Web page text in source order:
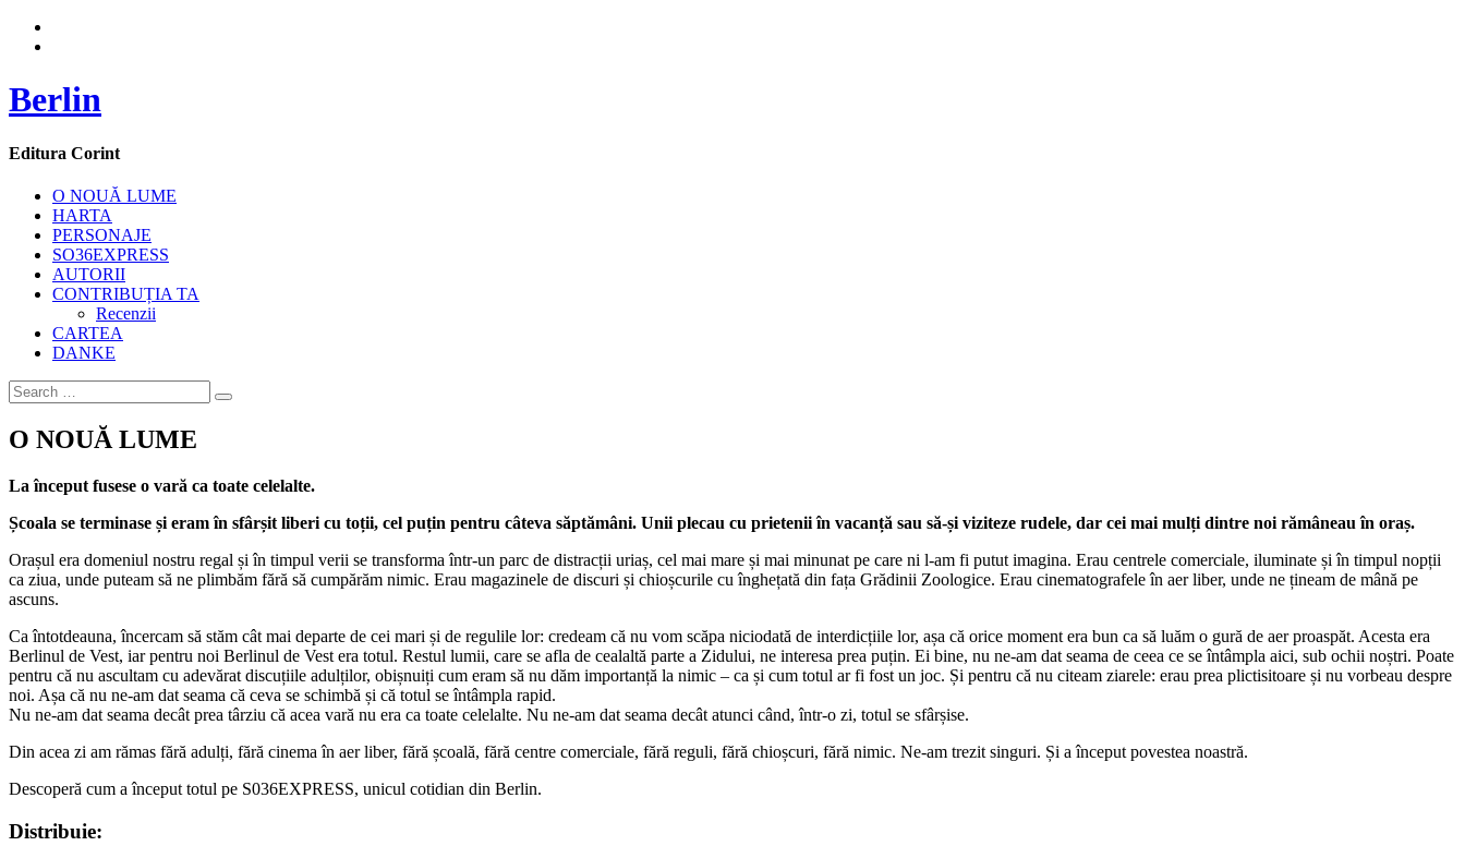
Berlin
Editura Corint
O NOUĂ LUME
HARTA
PERSONAJE
SO36EXPRESS
AUTORII
CONTRIBUȚIA TA
Recenzii
CARTEA
DANKE
O NOUĂ LUME
La început fusese o vară ca toate celelalte.
Școala se terminase și eram în sfârșit liberi cu toții, cel puțin pentru câteva săptămâni. Unii plecau cu prietenii în vacanță sau să-și viziteze rudele, dar cei mai mulți dintre noi rămâneau în oraș.
Orașul era domeniul nostru regal și în timpul verii se transforma într-un parc de distracții uriaș, cel mai mare și mai minunat pe care ni l-am fi putut imagina. Erau centrele comerciale, iluminate și în timpul nopții
ca ziua, unde puteam să ne plimbăm fără să cumpărăm nimic. Erau magazinele de discuri și chioșcurile cu înghețată din fața Grădinii Zoologice. Erau cinematografele în aer liber, unde ne țineam de mână pe
ascuns.
Ca întotdeauna, încercam să stăm cât mai departe de cei mari și de regulile lor: credeam că nu vom scăpa niciodată de interdicțiile lor, așa că orice moment era bun ca să luăm o gură de aer proaspăt. Acesta era
Berlinul de Vest, iar pentru noi Berlinul de Vest era totul. Restul lumii, care se afla de cealaltă parte a Zidului, ne interesa prea puțin. Ei bine, nu ne-am dat seama de ceea ce se întâmpla aici, sub ochii noștri. Poate
pentru că nu ascultam cu adevărat discuțiile adulților, obișnuiți cum eram să nu dăm importanță la nimic – ca și cum totul ar fi fost un joc. Și pentru că nu citeam ziarele: erau prea plictisitoare și nu vorbeau despre
noi. Așa că nu ne-am dat seama că ceva se schimbă și că totul se întâmpla rapid.
Nu ne-am dat seama decât prea târziu că acea vară nu era ca toate celelalte. Nu ne-am dat seama decât atunci când, într-o zi, totul se sfârșise.
Din acea zi am rămas fără adulți, fără cinema în aer liber, fără școală, fără centre comerciale, fără reguli, fără chioșcuri, fără nimic. Ne-am trezit singuri. Și a început povestea noastră.
Descoperă cum a început totul pe S036EXPRESS, unicul cotidian din Berlin.
Distribuie: